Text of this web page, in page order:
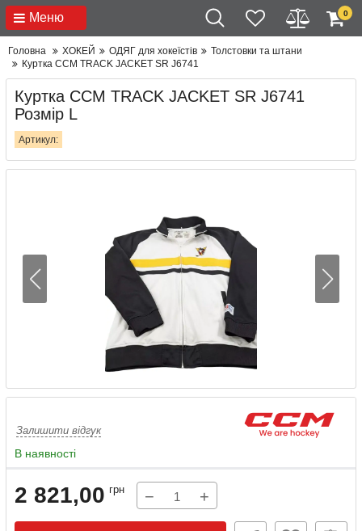
Меню 0
Головна ХОКЕЙ ОДЯГ для хокеїстів
Толстовки та штани
Куртка CCM TRACK JACKET SR J6741
Куртка CCM TRACK JACKET SR J6741
Розмір L
Артикул:
Залишити відгук
В наявності
2 821,00 грн − +